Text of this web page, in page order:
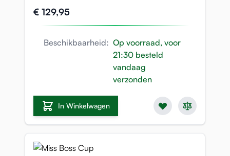
€ 129,95
Beschikbaarheid: Op voorraad, voor
21:30 besteld
vandaag
verzonden
In Winkelwagen